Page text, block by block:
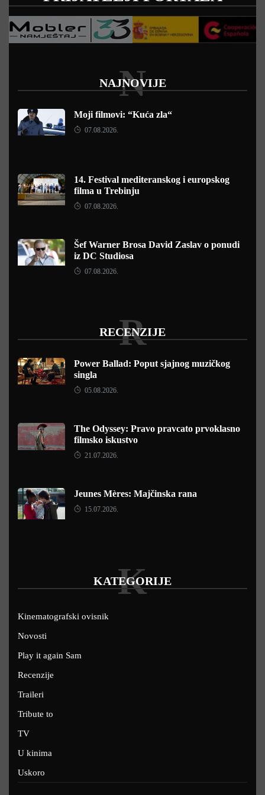
NAJNOVIJE
N
Moji filmovi: “Kuća zla“
07.08.2026.
14. Festival mediteranskog i europskog
filma u Trebinju
07.08.2026.
Šef Warner Brosa David Zaslav o ponudi
iz DC Studiosa
07.08.2026.
RECENZIJE
R
Power Ballad: Poput sjajnog muzičkog
singla
05.08.2026.
The Odyssey: Pravo pravcato prvoklasno
filmsko iskustvo
21.07.2026.
Jeunes Mères: Majčinska rana
15.07.2026.
KATEGORIJE
K
Kinematografski ovisnik
Novosti
Play it again Sam
Recenzije
Traileri
Tribute to
TV
U kinima
Uskoro